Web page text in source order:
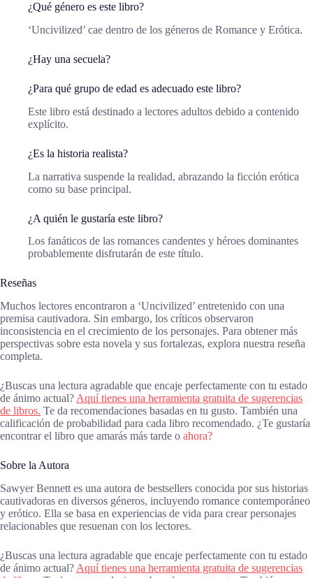
¿Qué género es este libro?
‘Uncivilized’ cae dentro de los géneros de Romance y Erótica.
¿Hay una secuela?
¿Para qué grupo de edad es adecuado este libro?
Este libro está destinado a lectores adultos debido a contenido
explícito.
¿Es la historia realista?
La narrativa suspende la realidad, abrazando la ficción erótica
como su base principal.
¿A quién le gustaría este libro?
Los fanáticos de las romances candentes y héroes dominantes
probablemente disfrutarán de este título.
Reseñas
Muchos lectores encontraron a ‘Uncivilized’ entretenido con una
premisa cautivadora. Sin embargo, los críticos observaron
inconsistencia en el crecimiento de los personajes. Para obtener más
perspectivas sobre esta novela y sus fortalezas, explora nuestra reseña
completa.
¿Buscas una lectura agradable que encaje perfectamente con tu estado
de ánimo actual? Aquí tienes una herramienta gratuita de sugerencias
de libros. Te da recomendaciones basadas en tu gusto. También una
calificación de probabilidad para cada libro recomendado. ¿Te gustaría
encontrar el libro que amarás más tarde o ahora?
Sobre la Autora
Sawyer Bennett es una autora de bestsellers conocida por sus historias
cautivadoras en diversos géneros, incluyendo romance contemporáneo
y erótico. Ella se basa en experiencias de vida para crear personajes
relacionables que resuenan con los lectores.
¿Buscas una lectura agradable que encaje perfectamente con tu estado
de ánimo actual? Aquí tienes una herramienta gratuita de sugerencias